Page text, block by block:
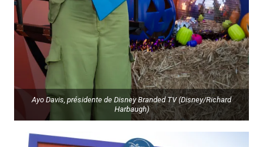
Ayo Davis, présidente de Disney Branded TV (Disney/Richard
Harbaugh)